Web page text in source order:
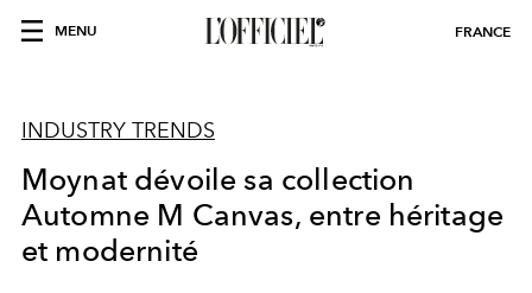
MENU FRANCE
INDUSTRY TRENDS
Moynat dévoile sa collection
Automne M Canvas, entre héritage
et modernité